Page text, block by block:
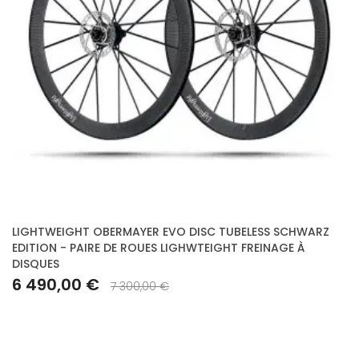
LIGHTWEIGHT OBERMAYER EVO DISC TUBELESS SCHWARZ
EDITION - PAIRE DE ROUES LIGHWTEIGHT FREINAGE À
DISQUES
6 490,00 € 7 300,00 €